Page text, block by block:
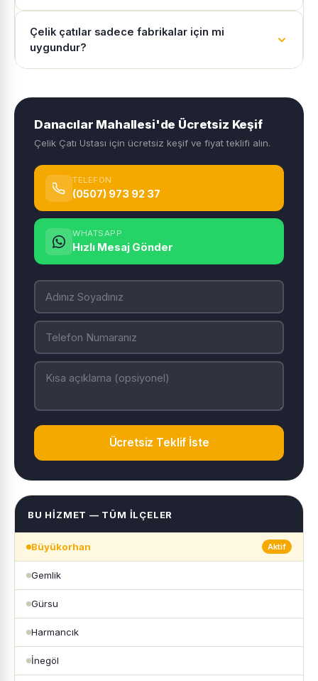
Çelik çatılar sadece fabrikalar için mi
uygundur?
Danacılar Mahallesi'de Ücretsiz Keşif
Çelik Çatı Ustası için ücretsiz keşif ve fiyat teklifi alın.
TELEFON
(0507) 973 92 37
WHATSAPP
Hızlı Mesaj Gönder
Ücretsiz Teklif İste
BU HIZMET — TÜM İLÇELER
Büyükorhan Aktif
Gemlik
Gürsu
Harmancık
İnegöl